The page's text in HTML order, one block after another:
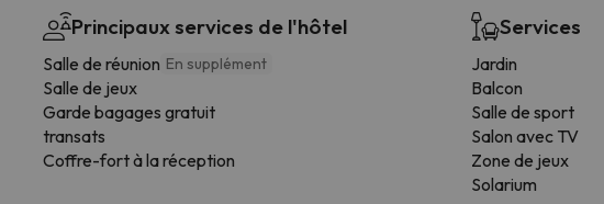
Principaux services de l'hôtel
Salle de réunion En supplément
Salle de jeux
Garde bagages gratuit
transats
Coffre-fort à la réception
Services
Jardin
Balcon
Salle de sport
Salon avec TV
Zone de jeux
Solarium